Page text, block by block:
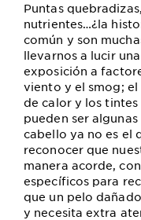
Puntas
nutrientes…¿la
común y son
llevarnos a lucir
exposición a
viento y el smog;
de calor y los
pueden ser
cabello ya no es el
reconocer que
manera acorde,
específicos para
que un pelo
y necesita extra